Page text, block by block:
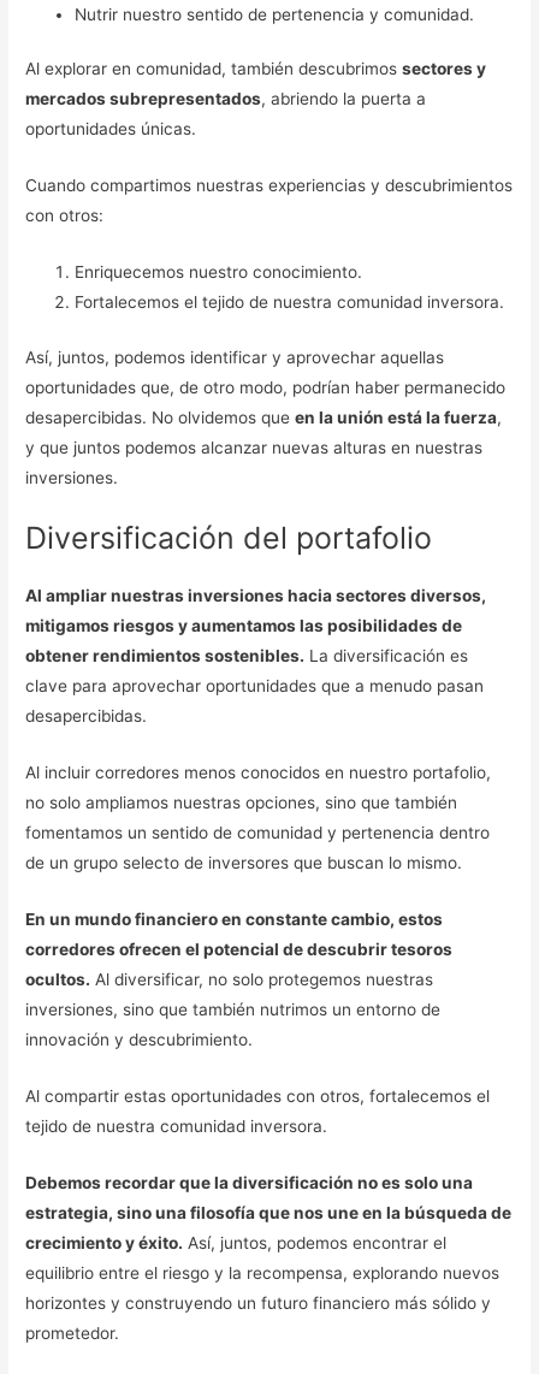
Nutrir nuestro sentido de pertenencia y comunidad.
Al explorar en comunidad, también descubrimossectores y
mercados subrepresentados, abriendo la puerta a
oportunidades únicas.
Cuando compartimos nuestras experiencias y descubrimientos
con otros:
Enriquecemos nuestro conocimiento.
Fortalecemos el tejido de nuestra comunidad inversora.
Así, juntos, podemos identificar y aprovechar aquellas
oportunidades que, de otro modo, podrían haber permanecido
desapercibidas. No olvidemos queen la unión está la fuerza,
y que juntos podemos alcanzar nuevas alturas en nuestras
inversiones.
Diversificación del portafolio
Al ampliar nuestras inversiones hacia sectores diversos,
mitigamos riesgos y aumentamos las posibilidades de
obtener rendimientos sostenibles. La diversificación es
clave para aprovechar oportunidades que a menudo pasan
desapercibidas.
Al incluir corredores menos conocidos en nuestro portafolio,
no solo ampliamos nuestras opciones, sino que también
fomentamos un sentido de comunidad y pertenencia dentro
de un grupo selecto de inversores que buscan lo mismo.
En un mundo financiero en constante cambio, estos
corredores ofrecen el potencial de descubrir tesoros
ocultos. Al diversificar, no solo protegemos nuestras
inversiones, sino que también nutrimos un entorno de
innovación y descubrimiento.
Al compartir estas oportunidades con otros, fortalecemos el
tejido de nuestra comunidad inversora.
Debemos recordar que la diversificación no es solo una
estrategia, sino una filosofía que nos une en la búsqueda de
crecimiento y éxito. Así, juntos, podemos encontrar el
equilibrio entre el riesgo y la recompensa, explorando nuevos
horizontes y construyendo un futuro financiero más sólido y
prometedor.